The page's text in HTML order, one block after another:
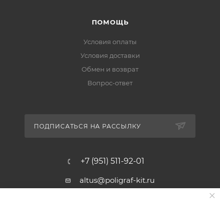
ПОМОЩЬ
Условия оплаты
Условия доставки
Обмен и возврат
Вопрос-ответ
ПОДПИСАТЬСЯ НА РАССЫЛКУ
+7 (951) 511-92-01
altus@poligraf-kit.ru